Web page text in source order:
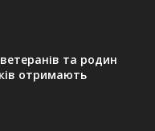
та родин
отримають